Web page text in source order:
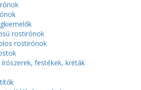
rostirónok
rostirónok
írószerek, festékek, kréták